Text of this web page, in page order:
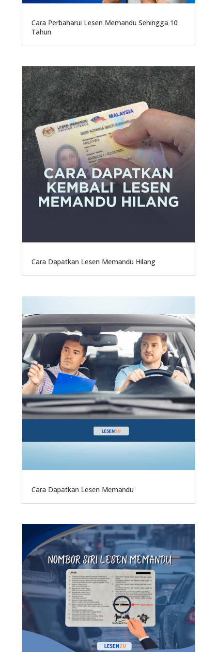
Cara Perbaharui Lesen Memandu Sehingga 10
Tahun
Cara Dapatkan Lesen Memandu Hilang
Cara Dapatkan Lesen Memandu